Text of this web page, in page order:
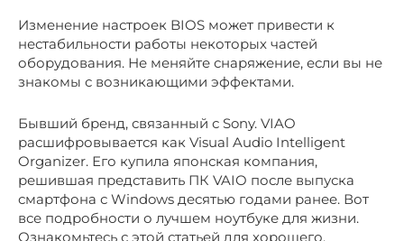
Изменение настроек BIOS может привести к
нестабильности работы некоторых частей
оборудования. Не меняйте снаряжение, если вы не
знакомы с возникающими эффектами.
Бывший бренд, связанный с Sony. VIAO
расшифровывается как Visual Audio Intelligent
Organizer. Его купила японская компания,
решившая представить ПК VAIO после выпуска
смартфона с Windows десятью годами ранее. Вот
все подробности о лучшем ноутбуке для жизни.
Ознакомьтесь с этой статьей для хорошего,